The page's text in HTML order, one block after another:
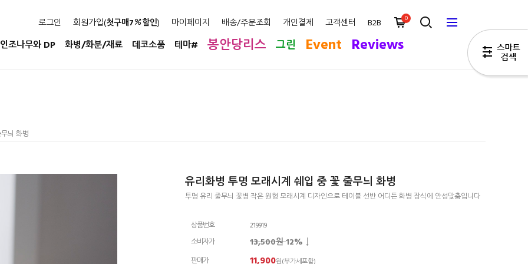
로그인 회원가입(첫구매7 할인) 마이페이지 배송/주문조회 개인결제 고객센터 B2B 0
인조나무와 DP 화병/화분/재료 데코소품 테마# 봉안당리스 그린 Event Reviews
늬 화병
유리화병 투명 모래시계 쉐입 중 꽃 줄무늬 화병
투명 유리 줄무늬 꽃병 작은 원형 모래시계 디자인으로 테이블 선반 어디든 화병 장식에 안성맞춤입니다
상품번호
219919
소비자가
13,500원12% ↓
판매가 원(부가세포함)